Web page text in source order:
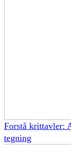
Forstå krittavler:
tegning